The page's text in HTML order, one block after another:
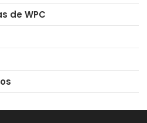
de WPC